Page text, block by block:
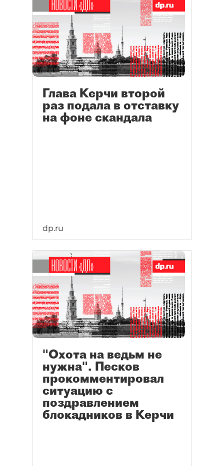
Глава Керчи второй
раз подала в отставку
на фоне скандала
dp.ru
"Охота на ведьм не
нужна". Песков
прокомментировал
ситуацию с
поздравлением
блокадников в Керчи